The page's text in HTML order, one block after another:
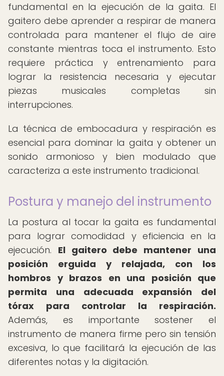
fundamental en la ejecución de la gaita. El
gaitero debe aprender a respirar de manera
controlada para mantener el flujo de aire
constante mientras toca el instrumento. Esto
requiere práctica y entrenamiento para
lograr la resistencia necesaria y ejecutar
piezas musicales completas sin
interrupciones.
La técnica de embocadura y respiración es
esencial para dominar la gaita y obtener un
sonido armonioso y bien modulado que
caracteriza a este instrumento tradicional.
Postura y manejo del instrumento
La postura al tocar la gaita es fundamental
para lograr comodidad y eficiencia en la
ejecución. El gaitero debe mantener una
posición erguida y relajada, con los
hombros y brazos en una posición que
permita una adecuada expansión del
tórax para controlar la respiración.
Además, es importante sostener el
instrumento de manera firme pero sin tensión
excesiva, lo que facilitará la ejecución de las
diferentes notas y la digitación.